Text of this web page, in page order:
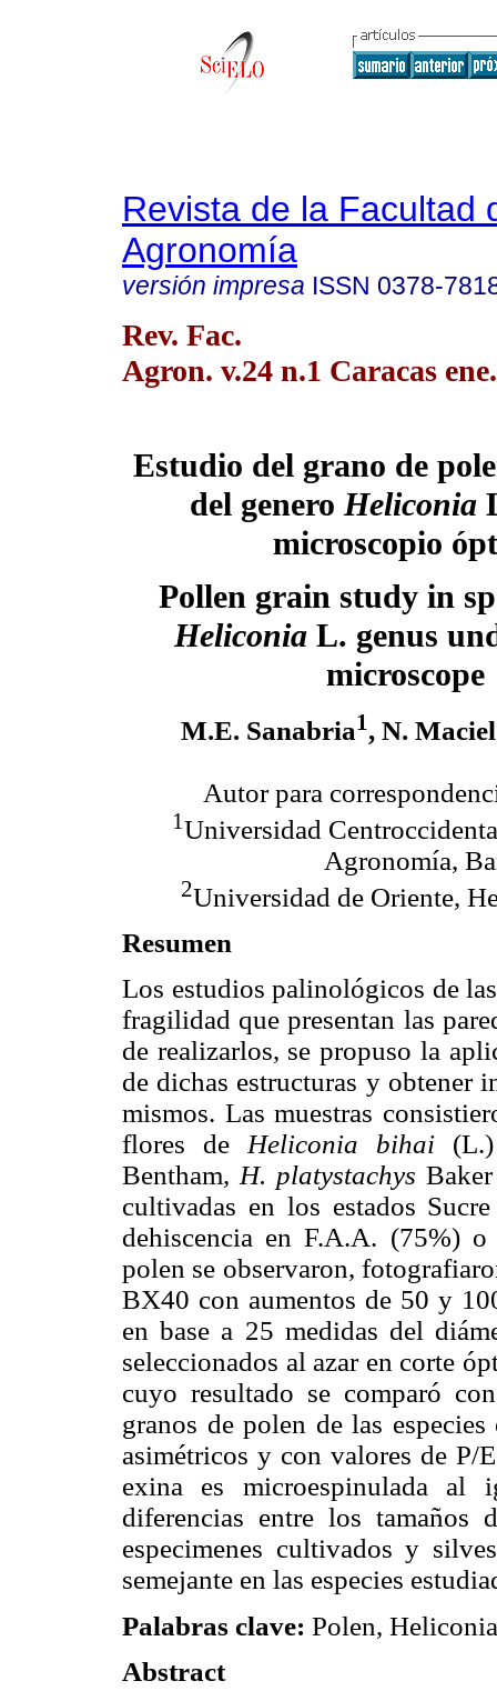
Revista de la Facultad
Agronomía
versión impresa ISSN 0378-
Rev. Fac.
Agron. v.24 n.1 Caracas
Estudio del grano de
del generoHeliconia
microscopio
Pollen grain study in
Heliconia L. genus
microscope
M.E. Sanabria1, N. Maciel
Autor para
1Universidad
Agronomía,
2Universidad de Oriente,
Resumen
Los estudios palinológicos de
fragilidad que presentan las
de realizarlos, se propuso la
de dichas estructuras y obtener
mismos. Las muestras
flores deHeliconia bihai
Bentham,H. platystachys
cultivadas en los estados
dehiscencia en F.A.A. (75%)
polen se observaron,
BX40 con aumentos de 50 y
en base a 25 medidas del
seleccionados al azar en corte
cuyo resultado se comparó
granos de polen de las
asimétricos y con valores de P/
exina es microespinulada
diferencias entre los tamaños
especimenes cultivados y
semejante en las especies
Palabras clave: Polen,
Abstract